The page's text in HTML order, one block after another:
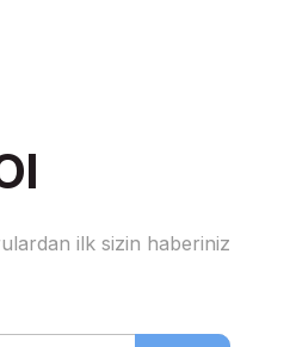
ilk sizin haberiniz